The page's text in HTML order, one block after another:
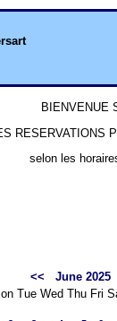
BIENVENUE
RESERVATIONS
selon les
<<
June 2025
Tue Wed Thu Fri